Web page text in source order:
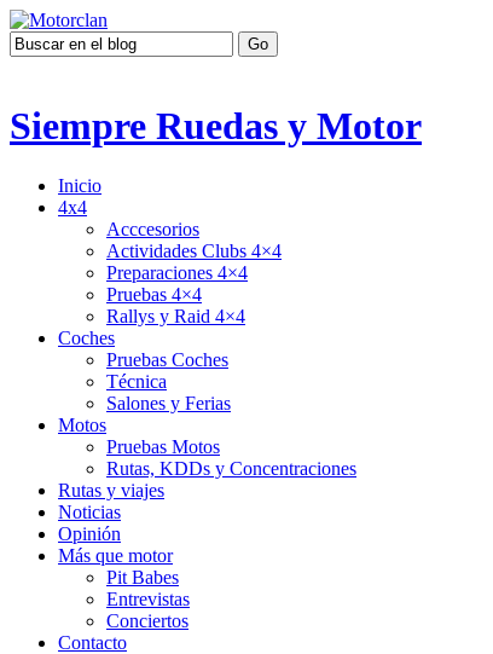
Siempre Ruedas y Motor
Inicio
4x4
Acccesorios
Actividades Clubs 4×4
Preparaciones 4×4
Pruebas 4×4
Rallys y Raid 4×4
Coches
Pruebas Coches
Técnica
Salones y Ferias
Motos
Pruebas Motos
Rutas, KDDs y Concentraciones
Rutas y viajes
Noticias
Opinión
Más que motor
Pit Babes
Entrevistas
Conciertos
Contacto